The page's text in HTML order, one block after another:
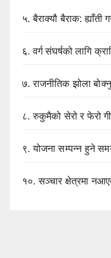
५.बैराक्यौ बैराक: ह्याँती
६.वर्ग संघर्षको लागि
७.राजनीतिक झोला
८.रुकुमैको सेरो र फेरो
९.योजना सम्पन्न हुने
१०.सञ्चार क्षेत्रमा